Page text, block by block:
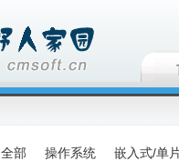
全部 操作系统 嵌入式/单